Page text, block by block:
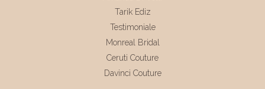
Tarik Ediz
Testimoniale
Monreal Bridal
Ceruti Couture
Davinci Couture